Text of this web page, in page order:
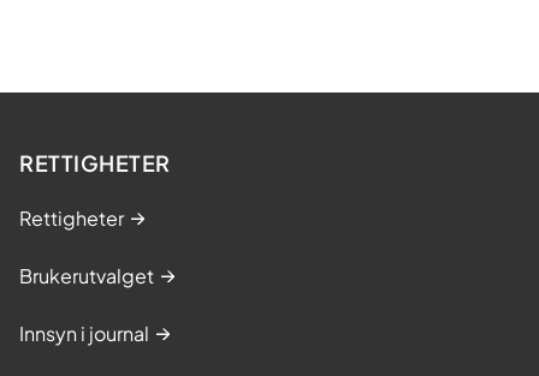
RETTIGHETER
Rettigheter
Brukerutvalget
Innsyn i journal